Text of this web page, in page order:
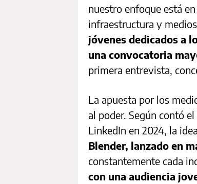
nuestro enfoque está
infraestructura y
jóvenes dedicados a
una convocatoria
primera entrevista,
La apuesta por los
al poder. Según contó
LinkedIn en 2024, la
Blender, lanzado en
constantemente cada
con una audiencia